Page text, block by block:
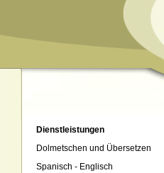
Dienstleistungen
Dolmetschen und Übersetzen
Spanisch - Englisch